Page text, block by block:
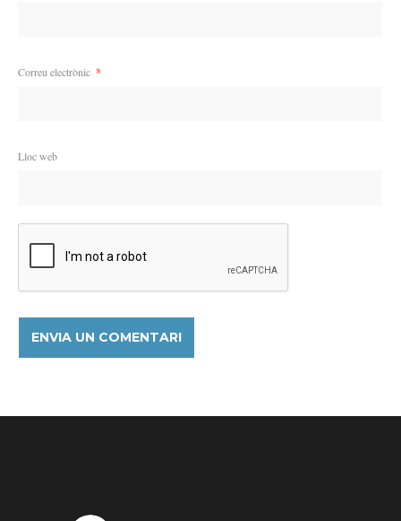
Correu electrònic *
Lloc web